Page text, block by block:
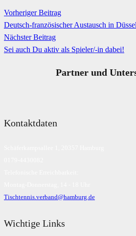
Vorheriger Beitrag
Deutsch-französischer Austausch in
Nächster Beitrag
Sei auch Du aktiv als Spieler/-in dabei!
Partner und
Kontaktdaten
Tischtennis.verband@hamburg.de
Wichtige Links